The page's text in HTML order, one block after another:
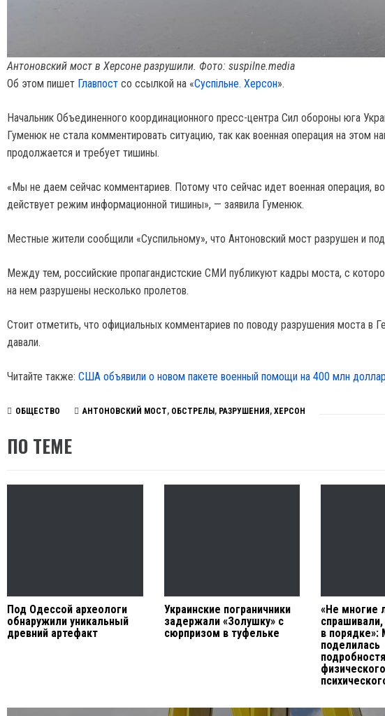
Антоновский мост в Херсоне разрушили. Фото: suspilne.media
Об этом пишет Главпост со ссылкой на «Суспільне. Херсон».
Начальник Объединенного координационного пресс-центра Сил обороны юга
Гуменюк не стала комментировать ситуацию, так как военная операция на этом
продолжается и требует тишины.
«Мы не даем сейчас комментариев. Потому что сейчас идет военная операция,
действует режим информационной тишины», — заявила Гуменюк.
Местные жители сообщили «Суспильному», что Антоновский мост разрушен и
Между тем, российские пропагандистские СМИ публикуют кадры моста, с
на нем разрушены несколько пролетов.
Стоит отметить, что официальных комментариев по поводу разрушения моста в
давали.
Читайте также: США объявили о новом пакете военный помощи на 400 млн
ОБЩЕСТВО АНТОНОВСКИЙ МОСТ, ОБСТРЕЛЫ, РАЗРУШЕНИЯ, ХЕРСОН
ПО ТЕМЕ
Под Одессой археологи
обнаружили уникальный
древний артефакт
Украинские пограничники
задержали «Золушку» с
сюрпризом в туфельке
«Не многие
в порядке»:
поделилась